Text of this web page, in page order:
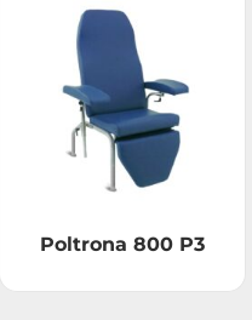
Poltrona 800 P3